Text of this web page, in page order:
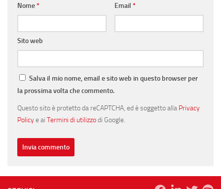
Nome* Email *
Sito web
Salva il mio nome, email e sito web in questo browser per
la prossima volta che commento.
Questo sito è protetto da reCAPTCHA, ed è soggetto alla Privacy
Policye ai Termini di utilizzodi Google.